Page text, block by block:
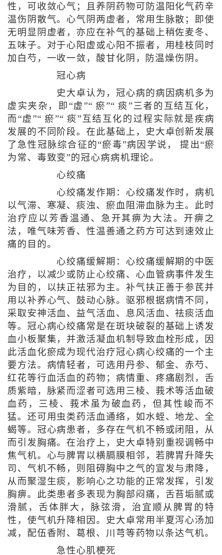
性，可收敛心气；且养阴药物可防温阳化气药辛
温伤阴散气。心气阴两虚者，常用生脉散；即使
无明显阴虚者，亦应在补气的基础上稍佐麦冬、
五味子。对于心阳虚或心阳不振者，用桂枝同时
加白芍，一收一敛，酸甘化阴，防温燥伤阴。
冠心病
史大卓认为，冠心病的病因病机多为
虚实夹杂，即“虚”“ 瘀”“ 痰”三者的互结互化，
而“虚”“ 瘀”“ 痰”互结互化的过程实际就是疾病
发展的不同阶段。在此基础上，史大卓创新发展
了急性冠脉综合征的“瘀毒”病因学说， 提出“瘀
为常、毒致变”的冠心病病机理论。
心绞痛
心绞痛发作期：心绞痛发作时，病机
以气滞、寒凝、痰浊、瘀血阻滞血脉为主。此时
治疗应以芳香温通、急开其痹为大法。开痹之
法，唯气味芳香、性温善通之药方可达到速效止
痛的目的。
心绞痛缓解期：心绞痛缓解期的中医
治疗，以减少或防止心绞痛、心血管病事件发生
为目的，以扶正祛邪为主。补气扶正善于参芪并
用以补养心气、鼓动心脉。驱邪根据病情不同，
采取安神活血、益气活血、息风活血、祛痰活血
等。冠心病心绞痛常是在斑块破裂的基础上诱发
血小板聚集，并激活凝血机制导致血栓形成，因
此活血化瘀成为现代治疗冠心病心绞痛的一个主
要方法。病情轻者，可选用丹参、郁金、赤芍、
红花等行血活血的药物；病情重、疼痛剧烈，舌
质紫暗，脉紧而涩者可选用三棱、莪术等活血破
血药，三棱、莪术虽为破血药，但其性峻而不
猛。还可用虫类药活血通络，如水蛭、地龙、全
蝎等。冠心病患者，多存在气机不畅或闭阻，从
而引发胸痛。在治疗上，史大卓特别重视调畅中
焦气机。心与脾胃以横膈膜相邻，若脾胃升降失
司、气机不畅，则阻碍胸中之气的宣发与肃降，
从而聚湿生痰，影响心之功能的正常发挥，引发
胸痹。此类患者多表现为胸部闷痛，舌苔垢腻或
滑腻，舌体胖大，脉弦滑，治宜顺从脾胃的特
性，使气机升降相因。史大卓常用半夏泻心汤加
减，配伍香附、葛根、川芎等药物以条达气机。
急性心肌梗死